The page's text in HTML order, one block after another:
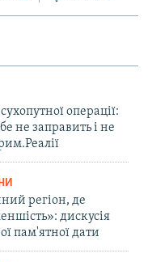
операції:
не заправить і не
регіон, де
дискусія
пам'ятної дати